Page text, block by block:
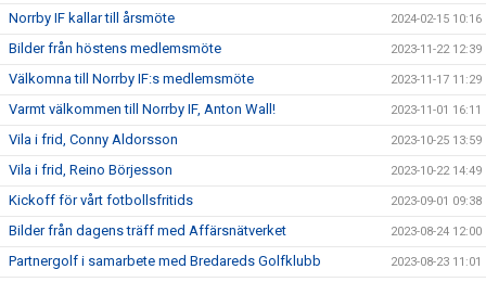
Norrby IF kallar till årsmöte 2024-02-15 10:16
Bilder från höstens medlemsmöte 2023-11-22 12:39
Välkomna till Norrby IF:s medlemsmöte 2023-11-17 11:29
Varmt välkommen till Norrby IF, Anton Wall! 2023-11-01 16:11
Vila i frid, Conny Aldorsson 2023-10-25 13:59
Vila i frid, Reino Börjesson 2023-10-22 14:49
Kickoff för vårt fotbollsfritids 2023-09-01 09:38
Bilder från dagens träff med Affärsnätverket 2023-08-24 12:00
Partnergolf i samarbete med Bredareds Golfklubb 2023-08-23 11:01